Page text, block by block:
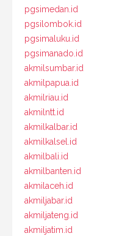
pgsimedan.id
pgsilombok.id
pgsimaluku.id
pgsimanado.id
akmilsumbar.id
akmilpapua.id
akmilriau.id
akmilntt.id
akmilkalbar.id
akmilkalsel.id
akmilbali.id
akmilbanten.id
akmilaceh.id
akmiljabar.id
akmiljateng.id
akmiljatim.id